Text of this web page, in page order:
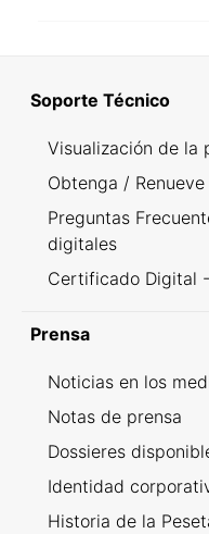
Soporte Técnico
Visualización de la
Obtenga /
Preguntas
digitales
Certificado Digital
Prensa
Noticias en los
Notas de prensa
Dossieres
Identidad
Historia de la